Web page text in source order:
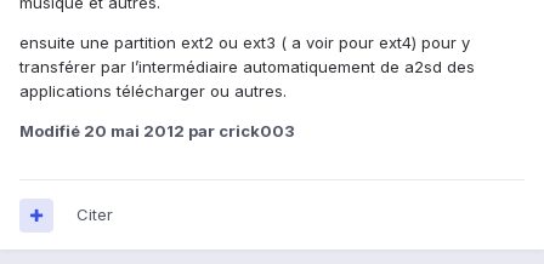
ensuite une partition ext2 ou ext3 ( a voir pour ext4) pour y
transférer par l’intermédiaire automatiquement de a2sd des
applications télécharger ou autres.
Modifié 20 mai 2012 par crick003
Citer